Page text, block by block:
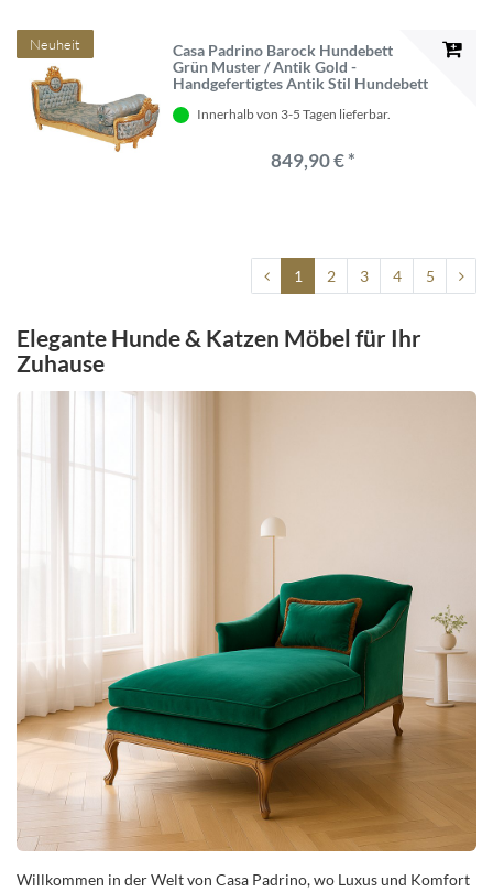
Neuheit
Casa Padrino Barock Hundebett
Grün Muster / Antik Gold -
Handgefertigtes Antik Stil Hundebett
Barockstil - Antik Stil Tiermöbel -
Innerhalb von 3-5 Tagen lieferbar.
849,90 € *
1 2 3 4 5
Elegante Hunde & Katzen Möbel für Ihr
Zuhause
Willkommen in der Welt von Casa Padrino, wo Luxus und Komfort